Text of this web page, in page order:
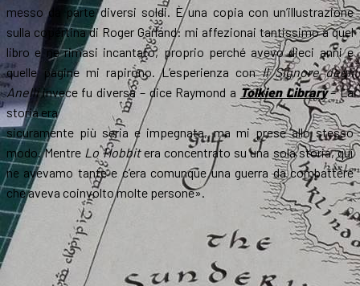
messo da parte diversi soldi. È una copia con un’illustrazione
sulla copertina di Roger Garland: mi affezionai tantissimo a quel
libro e ne rimasi incantato, proprio perché avevo dieci anni e
quelle pagine mi rapirono. L’esperienza conIl Signore degli
Anelliinvece fu diversa – dice Raymond a Tolkien Library– La
storia era
sicuramente più seria e impegnata, ma mi prese allo stesso
modo. Mentre Lo Hobbitera concentrato su una sola storia, qui
ne avevamo tante e c’era comunque una guerra da combattere
che aveva coinvolto molte persone».